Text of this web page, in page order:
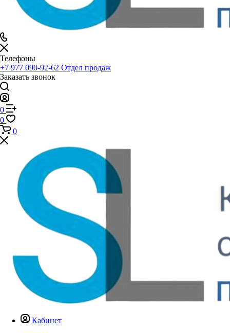
Телефоны
+7 977 090-92-62 Отдел продаж
Заказать звонок
0
0
0
Кабинет